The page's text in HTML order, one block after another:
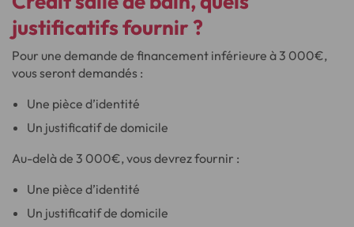
justificatifs fournir ?
Pour une demande de financement inférieure à 3 000€,
vous seront demandés :
Une pièce d’identité
Un justificatif de domicile
Au-delà de 3 000€, vous devrez fournir :
Une pièce d’identité
Un justificatif de domicile